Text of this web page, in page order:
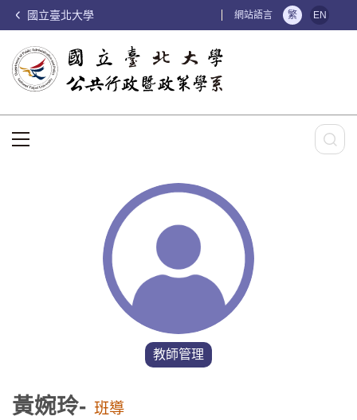
國立臺北大學 網站語言 繁 EN
教師管理
黃婉玲- 班導